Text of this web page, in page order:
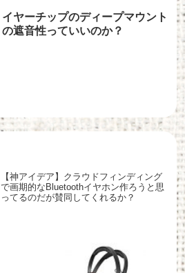
イヤーチップのディープマウント
の遮音性っていいのか？
【神アイデア】クラウドフィンディング
で画期的なBluetoothイヤホン作ろうと思
ってるのだが賛同してくれるか？